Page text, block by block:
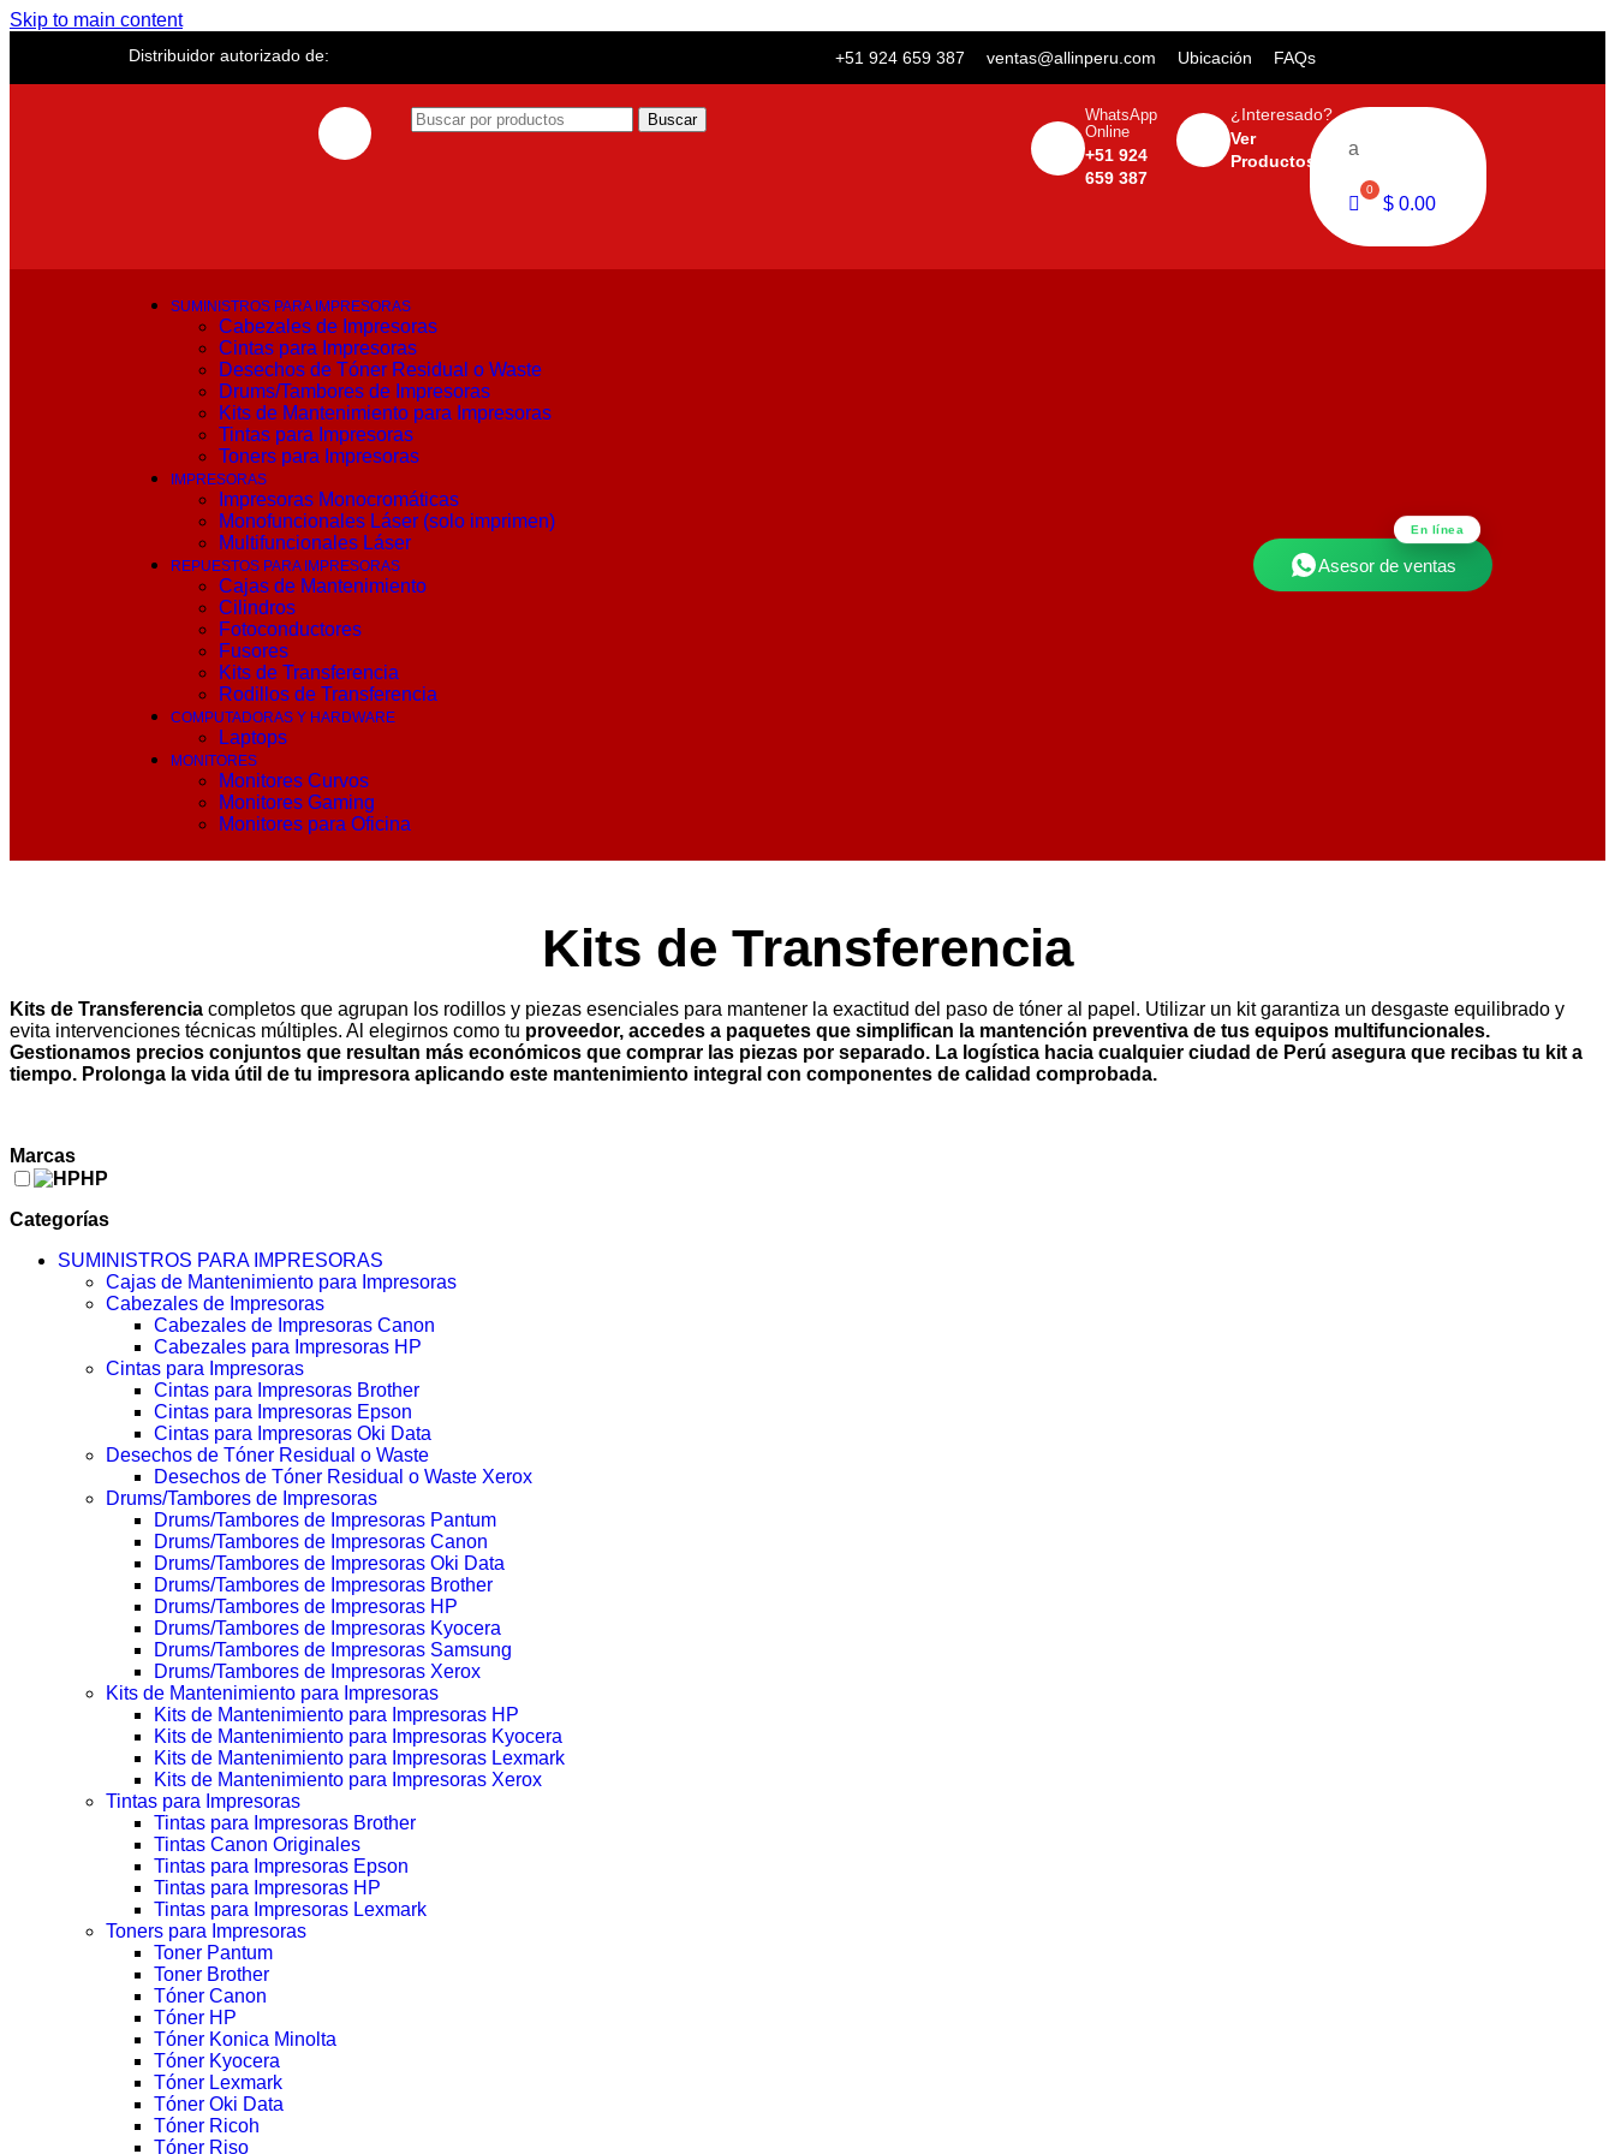
Skip to main content
Distribuidor autorizado de: +51 924 659 387 ventas@allinperu.com Ubicación FAQs
Buscar
WhatsApp
Online
+51 924
659 387
¿Interesado?
Ver
Productos
a
$ 0.00
SUMINISTROS PARA IMPRESORAS
Cabezales de Impresoras
Cintas para Impresoras
Desechos de Tóner Residual o Waste
Drums/Tambores de Impresoras
Kits de Mantenimiento para Impresoras
Tintas para Impresoras
Toners para Impresoras
IMPRESORAS
Impresoras Monocromáticas
Monofuncionales Láser (solo imprimen)
Multifuncionales Láser
REPUESTOS PARA IMPRESORAS
Cajas de Mantenimiento
Cilindros
Fotoconductores
Fusores
Kits de Transferencia
Rodillos de Transferencia
COMPUTADORAS Y HARDWARE
Laptops
MONITORES
Monitores Curvos
Monitores Gaming
Monitores para Oficina
En línea
Asesor de ventas
Kits de Transferencia
Kits de Transferencia completos que agrupan los rodillos y piezas esenciales para mantener la exactitud del paso de tóner al papel. Utilizar un kit garantiza un desgaste equilibrado y
evita intervenciones técnicas múltiples. Al elegirnos como tu proveedor, accedes a paquetes que simplifican la mantención preventiva de tus equipos multifuncionales.
Gestionamos precios conjuntos que resultan más económicos que comprar las piezas por separado. La logística hacia cualquier ciudad de Perú asegura que recibas tu kit a
tiempo. Prolonga la vida útil de tu impresora aplicando este mantenimiento integral con componentes de calidad comprobada.
Marcas
HP
Categorías
SUMINISTROS PARA IMPRESORAS
Cajas de Mantenimiento para Impresoras
Cabezales de Impresoras
Cabezales de Impresoras Canon
Cabezales para Impresoras HP
Cintas para Impresoras
Cintas para Impresoras Brother
Cintas para Impresoras Epson
Cintas para Impresoras Oki Data
Desechos de Tóner Residual o Waste
Desechos de Tóner Residual o Waste Xerox
Drums/Tambores de Impresoras
Drums/Tambores de Impresoras Pantum
Drums/Tambores de Impresoras Canon
Drums/Tambores de Impresoras Oki Data
Drums/Tambores de Impresoras Brother
Drums/Tambores de Impresoras HP
Drums/Tambores de Impresoras Kyocera
Drums/Tambores de Impresoras Samsung
Drums/Tambores de Impresoras Xerox
Kits de Mantenimiento para Impresoras
Kits de Mantenimiento para Impresoras HP
Kits de Mantenimiento para Impresoras Kyocera
Kits de Mantenimiento para Impresoras Lexmark
Kits de Mantenimiento para Impresoras Xerox
Tintas para Impresoras
Tintas para Impresoras Brother
Tintas Canon Originales
Tintas para Impresoras Epson
Tintas para Impresoras HP
Tintas para Impresoras Lexmark
Toners para Impresoras
Toner Pantum
Toner Brother
Tóner Canon
Tóner HP
Tóner Konica Minolta
Tóner Kyocera
Tóner Lexmark
Tóner Oki Data
Tóner Ricoh
Tóner Riso